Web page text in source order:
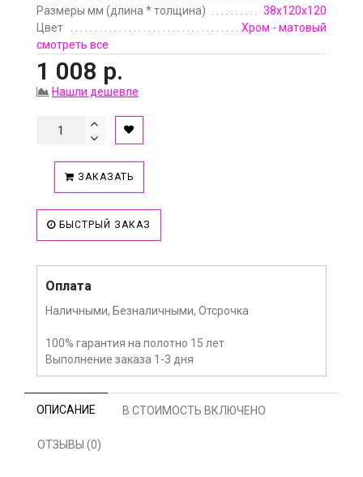
Размеры мм (длина * толщина)
38x120x120
Цвет
Хром - матовый
смотреть все
1 008 р.
Нашли дешевле
ЗАКАЗАТЬ
БЫСТРЫЙ ЗАКАЗ
Оплата
Наличными, Безналичными, Отсрочка
100% гарантия на полотно 15 лет
Выполнение заказа 1-3 дня
ОПИСАНИЕ В СТОИМОСТЬ ВКЛЮЧЕНО
ОТЗЫВЫ (0)